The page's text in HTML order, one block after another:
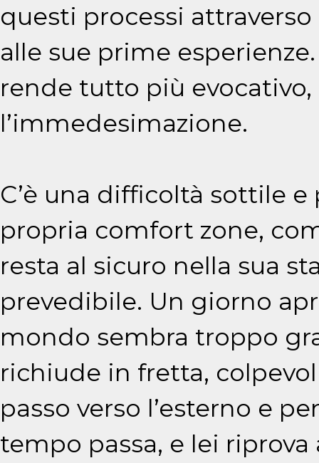
questi processi
alle sue prime
rende tutto più
l’immedesimazione.
C’è una difficoltà sottile
propria comfort zone,
resta al sicuro nella sua
prevedibile. Un giorno
mondo sembra troppo
richiude in fretta,
passo verso l’esterno e
tempo passa, e lei